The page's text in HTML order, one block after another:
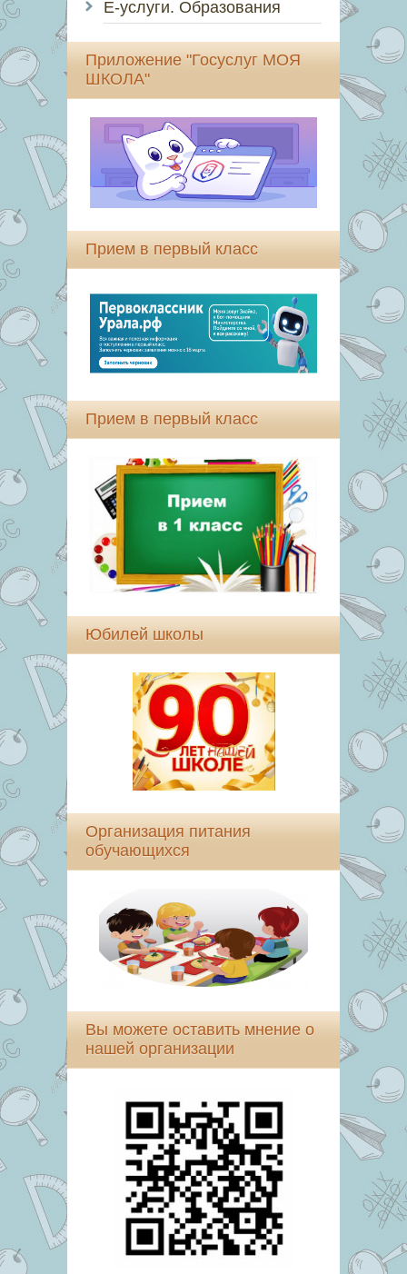
Е-услуги. Образования
Приложение "Госуслуг МОЯ
ШКОЛА"
Прием в первый класс
Прием в первый класс
Юбилей школы
Организация питания
обучающихся
Вы можете оставить мнение о
нашей организации